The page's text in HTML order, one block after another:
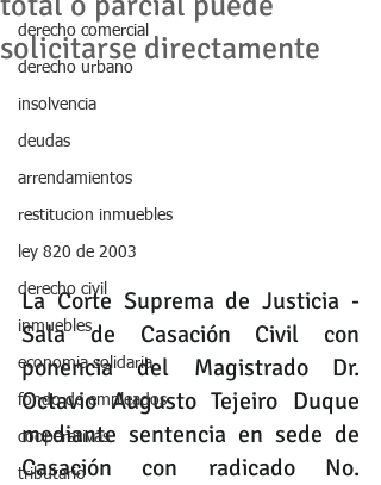
derecho comercial
derecho urbano
insolvencia
deudas
arrendamientos
restitucion inmuebles
ley 820 de 2003
derecho civil
inmuebles
economia solidaria
fondo de empleados
cooperativas
tributario
solicitarse directamente
La Corte Suprema de Justicia -
Sala de Casación Civil con
ponencia del Magistrado Dr.
Octavio Augusto Tejeiro Duque
mediante sentencia en sede de
Casación con radicado No.